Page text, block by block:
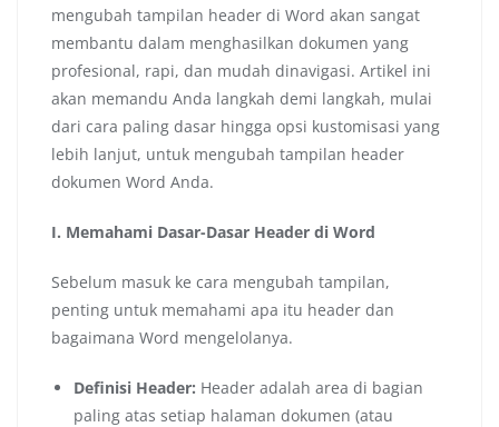
mengubah tampilan header di Word akan sangat
membantu dalam menghasilkan dokumen yang
profesional, rapi, dan mudah dinavigasi. Artikel ini
akan memandu Anda langkah demi langkah, mulai
dari cara paling dasar hingga opsi kustomisasi yang
lebih lanjut, untuk mengubah tampilan header
dokumen Word Anda.
I. Memahami Dasar-Dasar Header di Word
Sebelum masuk ke cara mengubah tampilan,
penting untuk memahami apa itu header dan
bagaimana Word mengelolanya.
Definisi Header: Header adalah area di bagian
paling atas setiap halaman dokumen (atau